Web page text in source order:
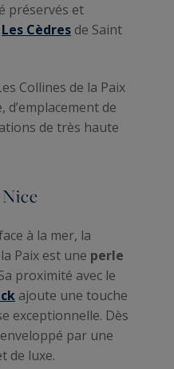
préservés et
Les Cèdres de Saint
Collines de la Paix
de
de très haute
à la mer, la
Paix est une perle
proximité avec le
ajoute une touche
exceptionnelle. Dès
par une
de luxe.